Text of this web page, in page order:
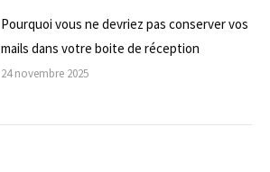
Pourquoi vous ne devriez pas conserver vos
mails dans votre boite de réception
24 novembre 2025